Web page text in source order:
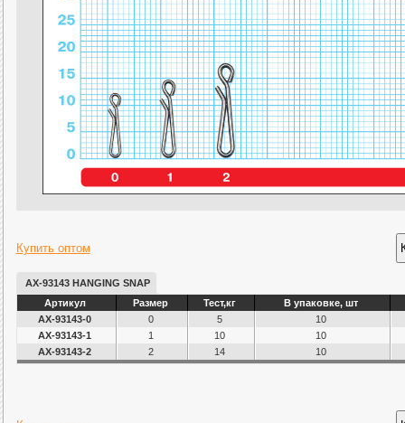
Купить оптом
AX-93143 HANGING SNAP
Артикул
Размер Тест,кг
В упаковке, шт
AX-93143-0
0 5
10
AX-93143-1
1 10
10
AX-93143-2
2 14 10